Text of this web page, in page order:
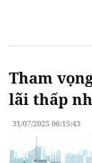
Tham
lãi thấp
31/07/2025 06:15:43